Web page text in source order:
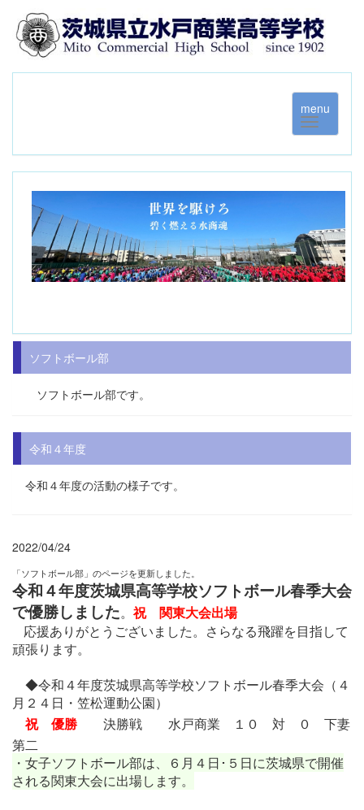
menu
ソフトボール部
ソフトボール部です。
令和４年度
令和４年度の活動の様子です。
2022/04/24
「ソフトボール部」のページを更新しました。
令和４年度茨城県高等学校ソフトボール春季大会
で優勝しました。祝 関東大会出場
応援ありがとうございました。さらなる飛躍を目指して
頑張ります。
◆令和４年度茨城県高等学校ソフトボール春季大会（４
月２４日・笠松運動公園）
祝 優勝
決勝戦 水戸商業 １０ 対 ０ 下妻
第二
・女子ソフトボール部は、６月４日･５日に茨城県で開催
される関東大会に出場します。